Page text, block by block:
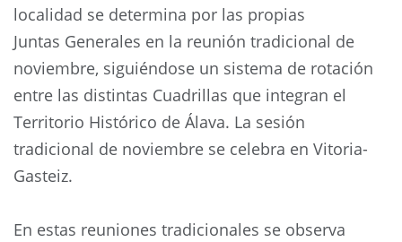
localidad se determina por las propias
Juntas Generales en la reunión tradicional de
noviembre, siguiéndose un sistema de rotación
entre las distintas Cuadrillas que integran el
Territorio Histórico de Álava. La sesión
tradicional de noviembre se celebra en Vitoria-
Gasteiz.
En estas reuniones tradicionales se observa